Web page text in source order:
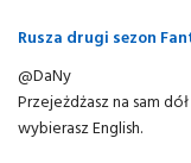
Rusza drugi sezon
@DaNy
Przejeżdżasz na sam
wybierasz English.